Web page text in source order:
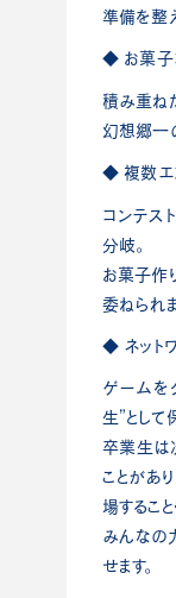
準備を整
◆ お菓子
積み重ね
幻想郷一
◆ 複数エ
コンテス
分岐。
お菓子作
委ねられま
◆ ネット
ゲームを
生”として
卒業生は
ことがあ
場すること
みんなの
せます。